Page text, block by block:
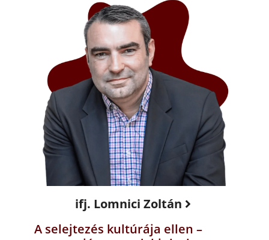
ifj. Lomnici Zoltán
A selejtezés kultúrája ellen –